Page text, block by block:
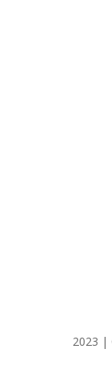
2023 |